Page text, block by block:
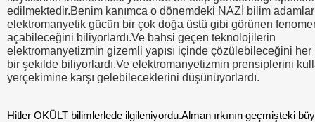
edilmektedir.Benim kanımca o dönemdeki NAZİ bilim
elektromanyetik gücün bir çok doğa üstü gibi görünen
açabileceğini biliyorlardı.Ve bahsi geçen teknolojilerin
elektromanyetizmin gizemli yapısı içinde çözülebileceğini her
bir şekilde biliyorlardı.Ve elektromanyetizmin prensiplerini
yerçekimine karşı gelebileceklerini düşünüyorlardı.
Hitler OKÜLT bilimlerlede ilgileniyordu.Alman ırkının geçmişteki